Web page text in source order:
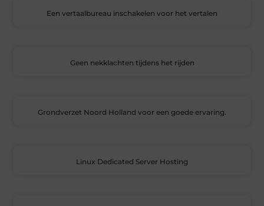
Een vertaalbureau inschakelen voor het vertalen
Geen nekklachten tijdens het rijden
Grondverzet Noord Holland voor een goede ervaring.
Linux Dedicated Server Hosting